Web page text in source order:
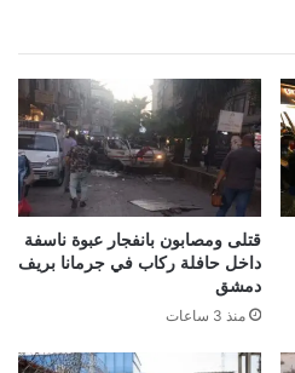
قتلى ومصابون بانفجار عبوة ناسفة
داخل حافلة ركاب في جرمانا بريف
دمشق
منذ 3 ساعات